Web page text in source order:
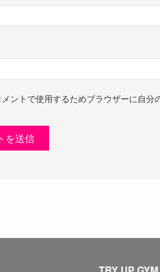
ントで使用するためブラウザーに自分